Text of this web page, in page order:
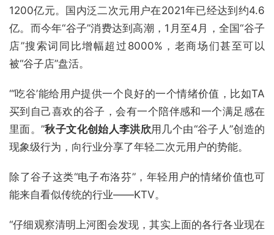
1200亿元。国内泛二次元用户在2021年已经达到约4.6
亿。而今年“谷子”消费达到高潮，1月至4月，全国“谷子
店”搜索词同比增幅超过8000%，老商场们甚至可以
被“谷子店”盘活。
“‘吃谷’能给用户提供一个良好的一个情绪价值，比如TA
买到自己喜欢的谷子，会有一个陪伴感和一个满足感在
里面。”秋子文化创始人李洪欣用几个由“谷子人”创造的
现象级行为，向行业分享了年轻二次元用户的势能。
除了谷子这类“电子布洛芬”，年轻用户的情绪价值也可
能来自看似传统的行业——KTV。
“仔细观察清明上河图会发现，其实上面的各行各业现在